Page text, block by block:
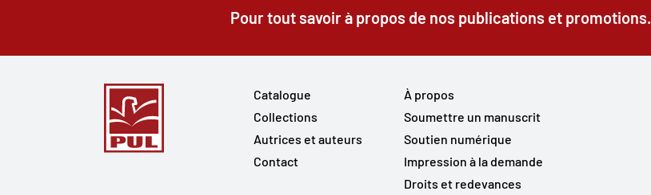
Pour tout savoir à propos de nos publications et promotions.
Catalogue
Collections
Autrices et auteurs
Contact
À propos
Soumettre un manuscrit
Soutien numérique
Impression à la demande
Droits et redevances